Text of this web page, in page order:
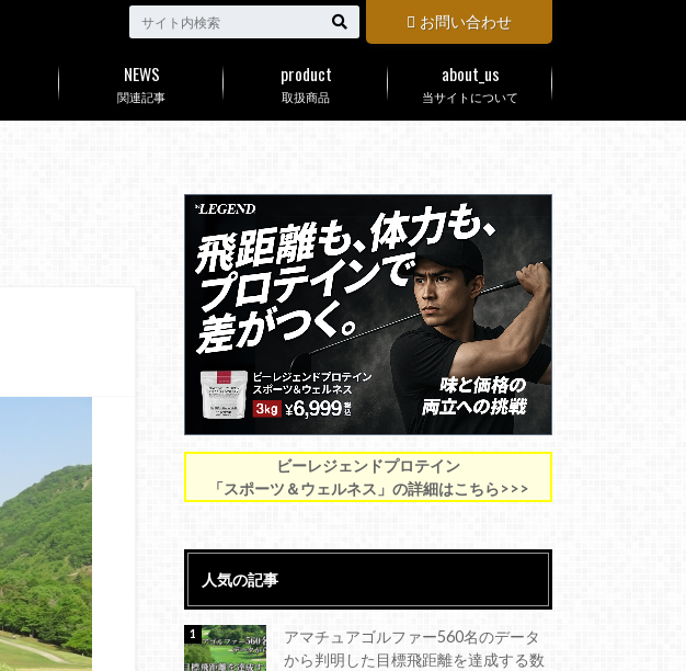
お問い合わせ
関連記事
NEWS
取扱商品
product
当サイトについて
about_us
ビーレジェンドプロテイン
「スポーツ＆ウェルネス」の詳細はこちら>>>
人気の記事
アマチュアゴルファー560名のデータ
から判明した目標飛距離を達成する数